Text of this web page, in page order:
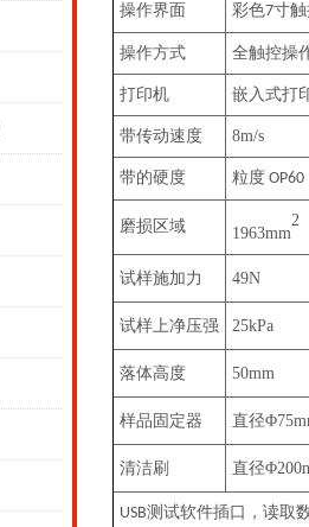
操作界面 彩色7寸
操作方式 全触控操
打印机 嵌入式打
带传动速度 8m/s
带的硬度 粒度 OP60
磨损区域 1963mm
2
试样施加力 49N
试样上净压强 25kPa
落体高度 50mm
样品固定器 直径
清洁刷 直径
USB测试软件插口，读取